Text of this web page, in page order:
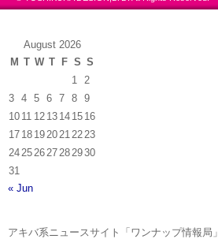
August 2026
M T W T F S S
1
2
3
4 5 6 7 8
9
10 11 12 13 14 15 16
17 18 19 20 21 22 23
24 25 26 27 28 2930
31
« Jun
アキバ系ニュースサイト「ワンナップ情報局」